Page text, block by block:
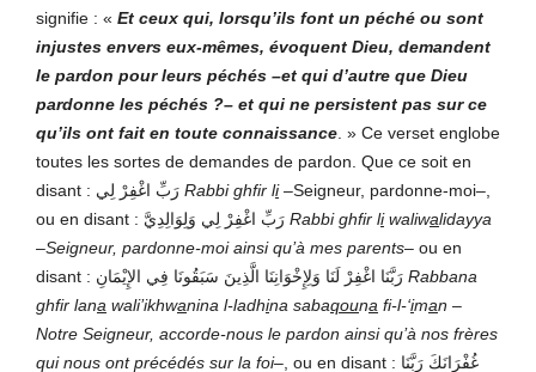
signifie : « Et ceux qui, lorsqu’ils font un péché ou sont
injustes envers eux-mêmes, évoquent Dieu, demandent
le pardon pour leurs péchés –et qui d’autre que Dieu
pardonne les péchés ?– et qui ne persistent pas sur ce
qu’ils ont fait en toute connaissance . » Ce verset englobe
toutes les sortes de demandes de pardon. Que ce soit en
Rabbi ghfir li–Seigneur, pardonne-moi–,
Rabbi ghfir liwaliwalidayya
–Seigneur, pardonne-moi ainsi qu’à mes parents– ou en
Rabbana
ghfir lana wali’ikhwanina l-ladhina sabaqouna fi-l-‘iman –
Notre Seigneur, accorde-nous le pardon ainsi qu’à nos frères
qui nous ont précédés sur la foi–
, ou en disant : غُفْرَانَكَ رَبَّنَا